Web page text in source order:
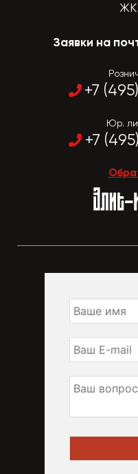
ЖК
Заявки на
+7 (495)
Юр.
+7 (495)